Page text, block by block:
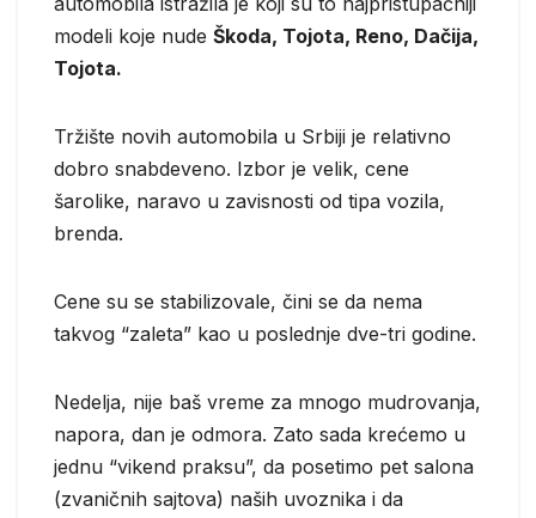
modeli koje nude Škoda, Tojota, Reno, Dačija,
Tojota.
Tržište novih automobila u Srbiji je relativno
dobro snabdeveno. Izbor je velik, cene
šarolike, naravo u zavisnosti od tipa vozila,
brenda.
Cene su se stabilizovale, čini se da nema
takvog “zaleta” kao u poslednje dve-tri godine.
Nedelja, nije baš vreme za mnogo mudrovanja,
napora, dan je odmora. Zato sada krećemo u
jednu “vikend praksu”, da posetimo pet salona
(zvaničnih sajtova) naših uvoznika i da